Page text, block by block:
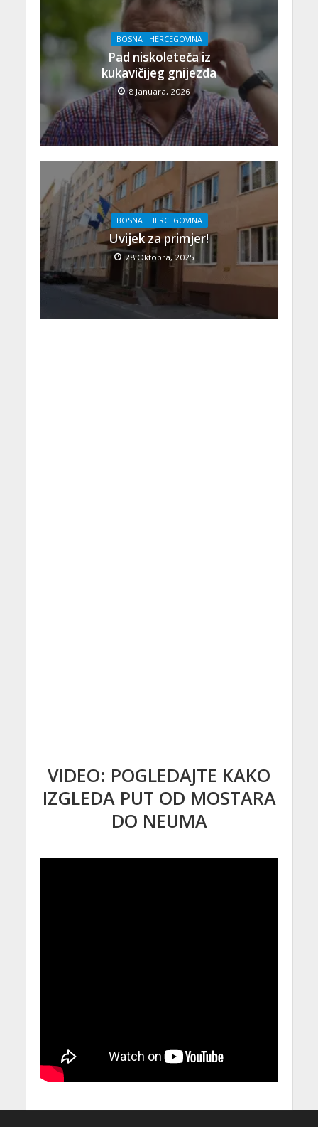
BOSNA I HERCEGOVINA
Pad niskoleteča iz
kukavičijeg gnijezda
8 Januara, 2026
BOSNA I HERCEGOVINA
Uvijek za primjer!
28 Oktobra, 2025
VIDEO: POGLEDAJTE KAKO
IZGLEDA PUT OD MOSTARA
DO NEUMA